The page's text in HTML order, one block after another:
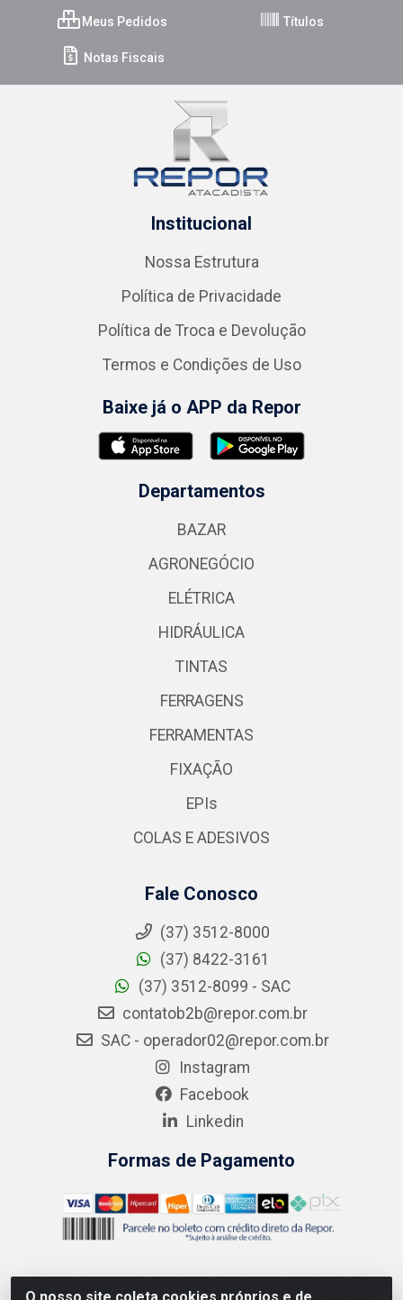
Meus Pedidos Títulos
Notas Fiscais
Institucional
Nossa Estrutura
Política de Privacidade
Política de Troca e Devolução
Termos e Condições de Uso
Baixe já o APP da Repor
Departamentos
BAZAR
AGRONEGÓCIO
ELÉTRICA
HIDRÁULICA
TINTAS
FERRAGENS
FERRAMENTAS
FIXAÇÃO
EPIs
COLAS E ADESIVOS
Fale Conosco
(37) 3512-8000
(37) 8422-3161
(37) 3512-8099 - SAC
contatob2b@repor.com.br
SAC - operador02@repor.com.br
Instagram
Facebook
Linkedin
Formas de Pagamento